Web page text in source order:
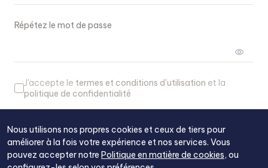
Répétez le mot de passe
visibility
J'accepte le termes et conditions d'utilisation et la
politique de confidentialité
Créez votre compte
Possédez-vous déjà un compte? Connectez-vous
Nous utilisons nos propres cookies et ceux de tiers pour
améliorer à la fois votre expérience et nos services. Vous
pouvez accepter notre Politique en matière de cookies, ou